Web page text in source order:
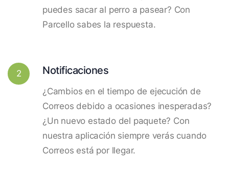
puedes sacar al perro a pasear? Con
Parcello sabes la respuesta.
2 Notificaciones
¿Cambios en el tiempo de ejecución de
Correos debido a ocasiones inesperadas?
¿Un nuevo estado del paquete? Con
nuestra aplicación siempre verás cuando
Correos está por llegar.